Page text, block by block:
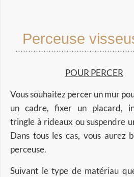
Perceuse
POUR PERCER
Vous souhaitez percer un mur
un cadre, fixer un placard,
tringle à rideaux ou suspendre
Dans tous les cas, vous aurez
perceuse.
Suivant le type de matériau